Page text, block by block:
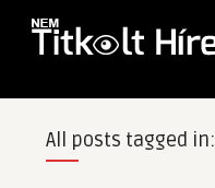
All posts tagged in: